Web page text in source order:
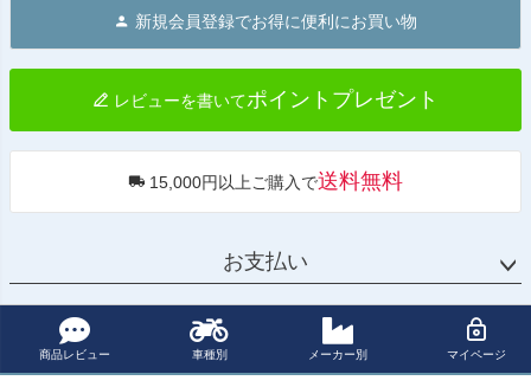
商品レビュー 車種別 メーカー別 マイページ
へ
新規会員登録でお得に便利にお買い物
レビューを書いてポイントプレゼント
15,000円以上ご購入で送料無料
お支払い
配送・送料